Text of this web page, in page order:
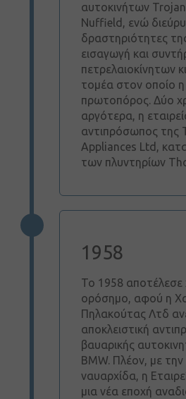
Γλώσσα
Αρχική
Όμιλος
Πηλακούτα
Μάρκες
Νέα &
Εμπορικά
Εταιρική
κοινωνική
ευθύνη
αυτοκινήτων
Nuffield, ενώ
δραστηριότητες
εισαγωγή και
πετρελαιοκίνητων
τομέα στον οποίο η
πρωτοπόρος. Δύο
αργότερα, η
αντιπρόσωπος της
Appliances Ltd,
των πλυντηρίων
1958
To 1958 αποτέλεσε
ορόσημο, αφού η
Πηλακούτας Λτδ
αποκλειστική
βαυαρικής
BMW. Πλέον, με
ναυαρχίδα, η
μια νέα εποχή